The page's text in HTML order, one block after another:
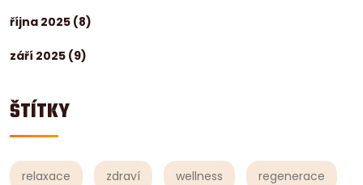
října 2025 (8)
září 2025 (9)
ŠTÍTKY
relaxace zdraví wellness regenerace